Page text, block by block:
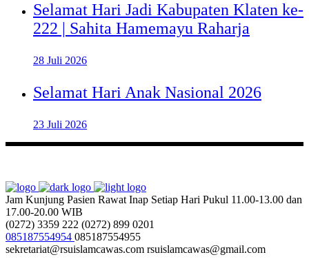
Selamat Hari Jadi Kabupaten Klaten ke-
222 | Sahita Hamemayu Raharja
28 Juli 2026
Selamat Hari Anak Nasional 2026
23 Juli 2026
Jam Kunjung Pasien Rawat Inap Setiap Hari Pukul 11.00-13.00 dan
17.00-20.00 WIB
(0272) 3359 222 (0272) 899 0201
085187554954 085187554955
sekretariat@rsuislamcawas.com rsuislamcawas@gmail.com